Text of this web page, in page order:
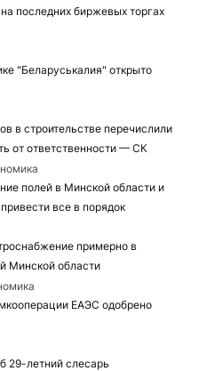
последних биржевых торгах
"Беларуськалия" открыто
в строительстве перечислили
от ответственности — СК
полей в Минской области и
все в порядок
примерно в
Минской области
ЕАЭС одобрено
29-летний слесарь